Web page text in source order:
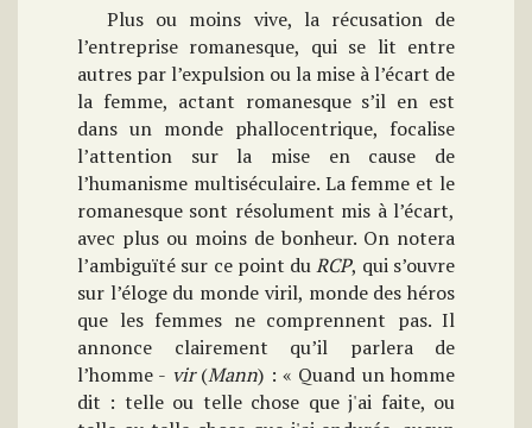
Plus ou moins vive, la récusation de
l’entreprise romanesque, qui se lit entre
autres par l’expulsion ou la mise à l’écart de
la femme, actant romanesque s’il en est
dans un monde phallocentrique, focalise
l’attention sur la mise en cause de
l’humanisme multiséculaire. La femme et le
romanesque sont résolument mis à l’écart,
avec plus ou moins de bonheur. On notera
l’ambiguïté sur ce point duRCP, qui s’ouvre
sur l’éloge du monde viril, monde des héros
que les femmes ne comprennent pas. Il
annonce clairement qu’il parlera de
l’homme - vir(Mann) : « Quand un homme
dit : telle ou telle chose que j'ai faite, ou